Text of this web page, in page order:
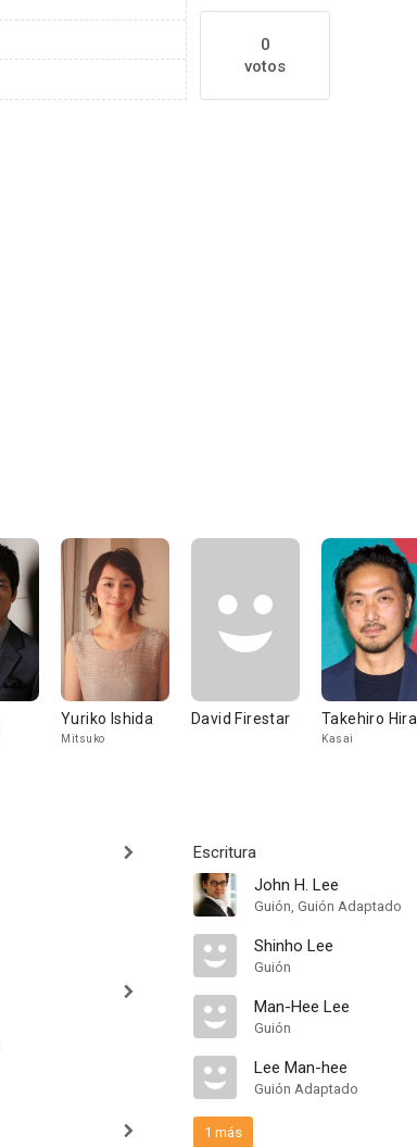
0
votos
Yuriko Ishida
Mitsuko
David Firestar Takehiro Hira
Kasai
Escritura
John H. Lee
Guión, Guión Adaptado
Shinho Lee
Guión
Man-Hee Lee
Guión
Lee Man-hee
Guión Adaptado
1 más